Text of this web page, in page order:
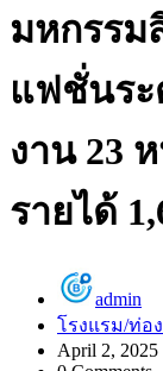
มหกรรม
แฟชั่นร
งาน 23
รายได้
admin
โรงแรม/ท่อ
April 2, 2025